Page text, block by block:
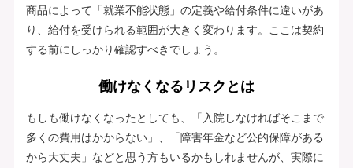
商品によって「就業不能状態」の定義や給付条件に違いがあ
り、給付を受けられる範囲が大きく変わります。ここは契約
する前にしっかり確認すべきでしょう。
働けなくなるリスクとは
もしも働けなくなったとしても、「入院しなければそこまで
多くの費用はかからない」、「障害年金など公的保障がある
から大丈夫」などと思う方もいるかもしれませんが、実際に